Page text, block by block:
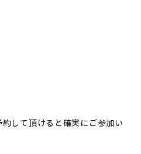
して頂けると確実にご参加い